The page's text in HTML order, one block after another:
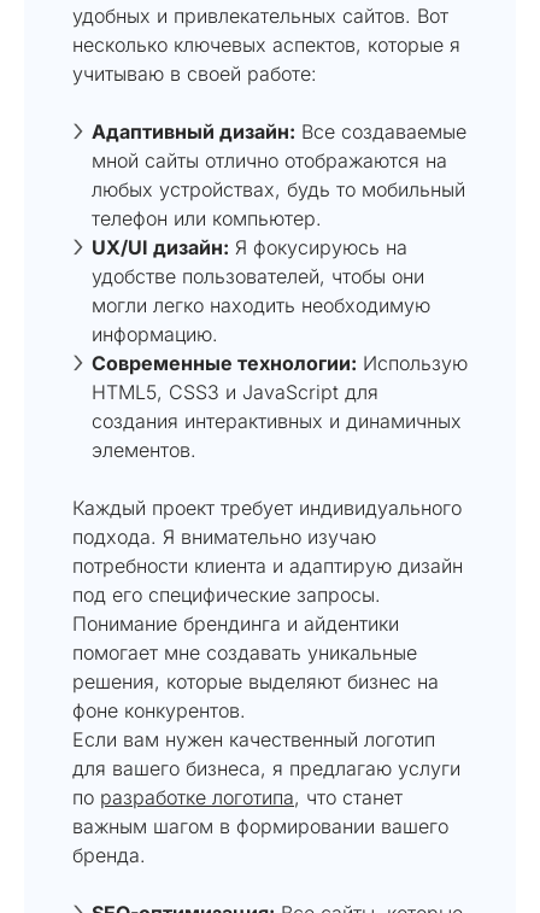
удобных и привлекательных сайтов. Вот
несколько ключевых аспектов, которые я
учитываю в своей работе:
Адаптивный дизайн: Все создаваемые
мной сайты отлично отображаются на
любых устройствах, будь то мобильный
телефон или компьютер.
UX/UI дизайн: Я фокусируюсь на
удобстве пользователей, чтобы они
могли легко находить необходимую
информацию.
Современные технологии: Использую
HTML5, CSS3 и JavaScript для
создания интерактивных и динамичных
элементов.
Каждый проект требует индивидуального
подхода. Я внимательно изучаю
потребности клиента и адаптирую дизайн
под его специфические запросы.
Понимание брендинга и айдентики
помогает мне создавать уникальные
решения, которые выделяют бизнес на
фоне конкурентов.
Если вам нужен качественный логотип
для вашего бизнеса, я предлагаю услуги
по разработке логотипа, что станет
важным шагом в формировании вашего
бренда.